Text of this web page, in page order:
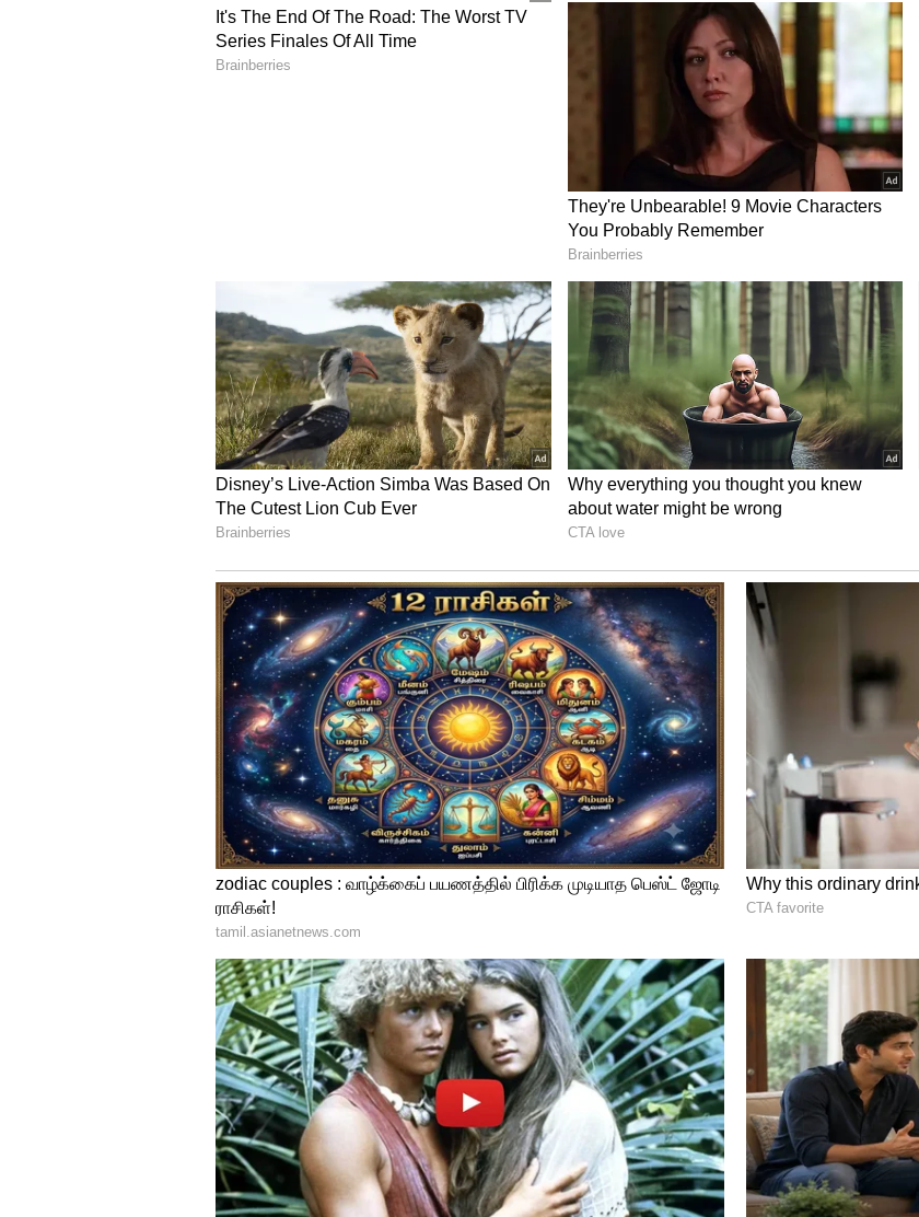
தினமும் லேடிஸ் ஹாஸ்டலுக்குள் நுழைந்து உல்லாசம்..??
கதவை உடைத்து உள்ளே சென்று அட்டூழியம்.. 3 பேர் கைது.
ரமேஷ் குதித்ததை பார்த்த அங்குள்ளவர்கள் இதுக்குறித்து
காவல்துறையினருக்கு தகவல் அளித்தனர். அதன்பேரில் அங்கு வந்த
காவல்துறையினர், அகழிலிருந்து ரமேஷை மீட்டு மருத்துவமனைக்கு அனுப்பி
வைத்தனர். அதை தொடர்ந்து உடல் முழுவதும் எரிந்த நிலையில் இருந்த
திலகவதியையும் காவல்துறையினர் மீட்டு வேலூர் அடுக்கம்பாறை அரசு
மருத்துவமனைக்கு அனுப்பி வைத்தனர். உடல் முழுவதும் எரிந்த நிலையில்
திலகவதிக்கு தீவிர சிகிச்சை அளிக்கப்பட்டு வருகிறது. இதுக்குறித்து வழக்கு
பதிவு செய்த போலீஸார், இருவரிடமும் விசாரணை செய்து வருகின்றனர்.
கள்ளக்காதலன் கள்ளக்காதலியை பெட்ரோல் ஊற்றி எரித்த சம்பவம் வேலூரில்
பரபரப்பை ஏற்படுத்தியுள்ளது.